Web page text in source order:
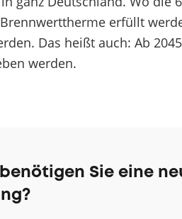
erfüllt
Das heißt auch: Ab
werden.
Sie eine